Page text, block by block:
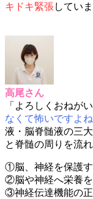
キドキ緊張していま
高尾さん
「よろしくおねが
なくて怖いですよね
液・脳脊髄液の三
と脊髄の周りを流
①脳、神経を保護
②脳や神経へ栄養
③神経伝達機能の